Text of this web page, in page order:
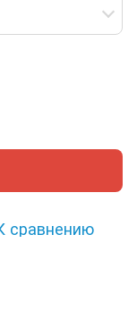
сравнению